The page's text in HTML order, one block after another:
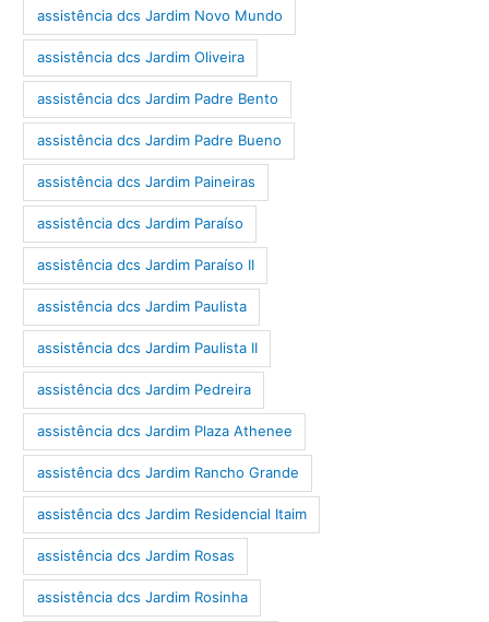
assistência dcs Jardim Novo Mundo
assistência dcs Jardim Oliveira
assistência dcs Jardim Padre Bento
assistência dcs Jardim Padre Bueno
assistência dcs Jardim Paineiras
assistência dcs Jardim Paraíso
assistência dcs Jardim Paraíso II
assistência dcs Jardim Paulista
assistência dcs Jardim Paulista II
assistência dcs Jardim Pedreira
assistência dcs Jardim Plaza Athenee
assistência dcs Jardim Rancho Grande
assistência dcs Jardim Residencial Itaim
assistência dcs Jardim Rosas
assistência dcs Jardim Rosinha